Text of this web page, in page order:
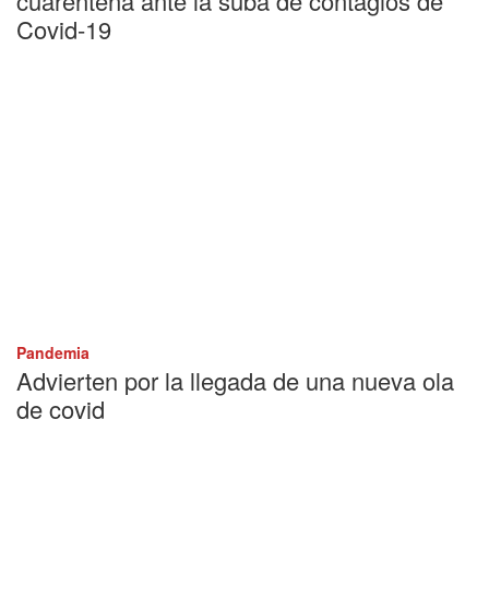
Covid-19
Pandemia
Advierten por la llegada de una nueva ola
de covid